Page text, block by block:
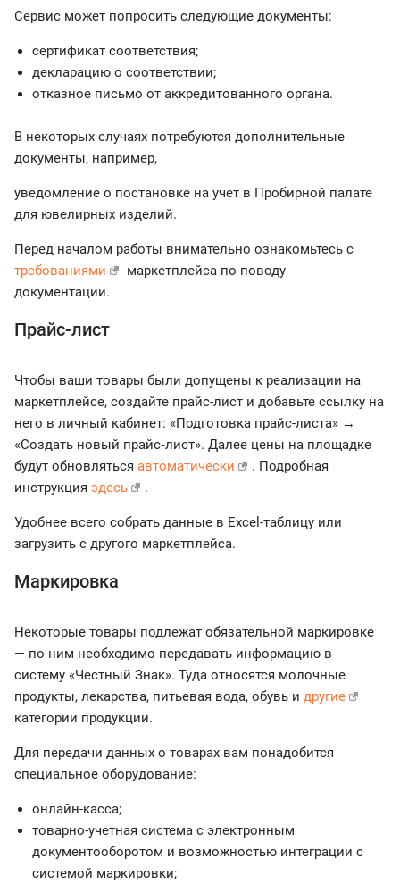
Сервис может попросить следующие документы:
сертификат соответствия;
декларацию о соответствии;
отказное письмо от аккредитованного органа.
В некоторых случаях потребуются дополнительные
документы, например,
уведомление о постановке на учет в Пробирной палате
для ювелирных изделий.
Перед началом работы внимательно ознакомьтесь с
требованиями
маркетплейса по поводу
документации.
Прайс-лист
Чтобы ваши товары были допущены к реализации на
маркетплейсе, создайте прайс-лист и добавьте ссылку на
него в личный кабинет: «Подготовка прайс-листа» →
«Создать новый прайс‑лист». Далее цены на площадке
будут обновляться автоматически
. Подробная
инструкция здесь .
Удобнее всего собрать данные в Excel-таблицу или
загрузить с другого маркетплейса.
Маркировка
Некоторые товары подлежат обязательной маркировке
— по ним необходимо передавать информацию в
систему «Честный Знак». Туда относятся молочные
продукты, лекарства, питьевая вода, обувь и другие
категории продукции.
Для передачи данных о товарах вам понадобится
специальное оборудование:
онлайн-касса;
товарно-учетная система с электронным
документооборотом и возможностью интеграции с
системой маркировки;